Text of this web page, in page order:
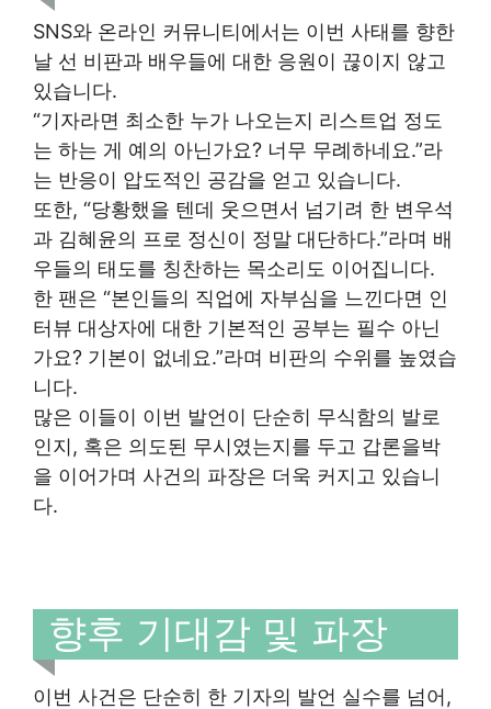
SNS와 온라인 커뮤니티에서는 이번 사태를 향한
날 선 비판과 배우들에 대한 응원이 끊이지 않고
있습니다.
“기자라면 최소한 누가 나오는지 리스트업 정도
는 하는 게 예의 아닌가요? 너무 무례하네요.”라
는 반응이 압도적인 공감을 얻고 있습니다.
또한, “당황했을 텐데 웃으면서 넘기려 한 변우석
과 김혜윤의 프로 정신이 정말 대단하다.”라며 배
우들의 태도를 칭찬하는 목소리도 이어집니다.
한 팬은 “본인들의 직업에 자부심을 느낀다면 인
터뷰 대상자에 대한 기본적인 공부는 필수 아닌
가요? 기본이 없네요.”라며 비판의 수위를 높였습
니다.
많은 이들이 이번 발언이 단순히 무식함의 발로
인지, 혹은 의도된 무시였는지를 두고 갑론을박
을 이어가며 사건의 파장은 더욱 커지고 있습니
다.
향후 기대감 및 파장
이번 사건은 단순히 한 기자의 발언 실수를 넘어,